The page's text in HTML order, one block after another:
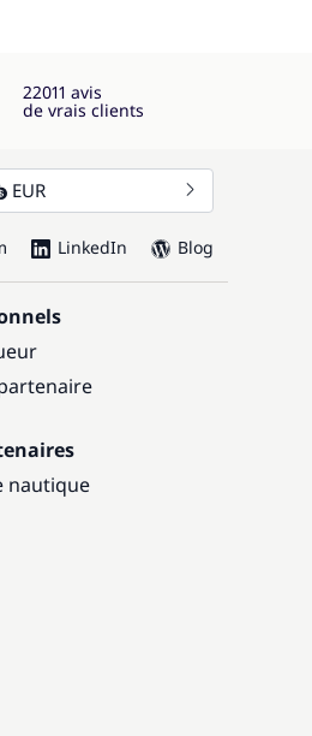
22011 avis
de vrais clients
EUR
LinkedIn Blog
nautique